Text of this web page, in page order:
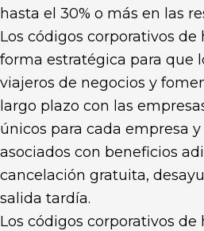
hasta el 30% o más en las
Los códigos corporativos de
forma estratégica para que
viajeros de negocios y
largo plazo con las
únicos para cada empresa
asociados con beneficios
cancelación gratuita,
salida tardía.
Los códigos corporativos de